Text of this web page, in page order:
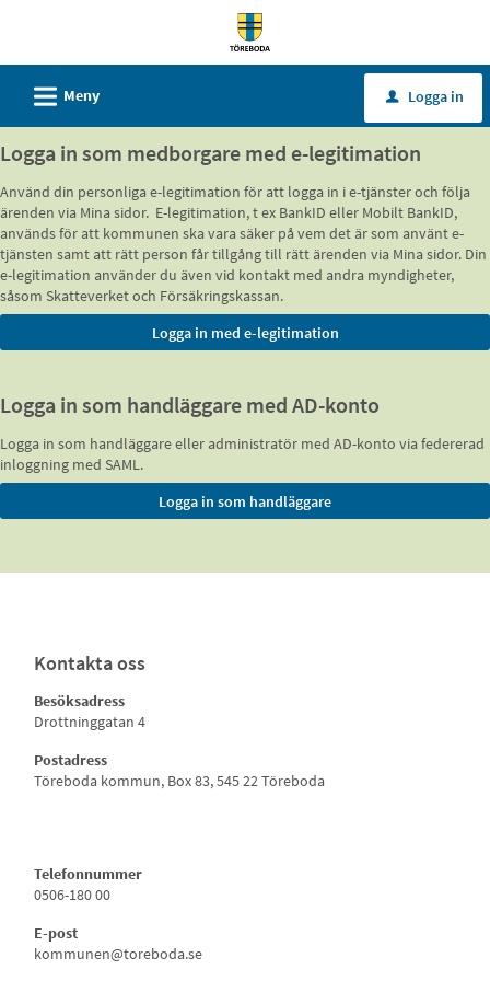
Töreboda
kommun
L Meny u Logga in
Logga in som medborgare med e-legitimation
Använd din personliga e-legitimation för att logga in i e-tjänster och följa
ärenden via Mina sidor. E-legitimation, t ex BankID eller Mobilt BankID,
används för att kommunen ska vara säker på vem det är som använt e-
tjänsten samt att rätt person får tillgång till rätt ärenden via Mina sidor. Din
e-legitimation använder du även vid kontakt med andra myndigheter,
såsom Skatteverket och Försäkringskassan.
Logga in som handläggare med AD-konto
Logga in som handläggare eller administratör med AD-konto via federerad
inloggning med SAML.
Kontakta oss
Besöksadress
Drottninggatan 4
Postadress
Töreboda kommun, Box 83, 545 22 Töreboda
Telefonnummer
0506-180 00
E-post
kommunen@toreboda.se